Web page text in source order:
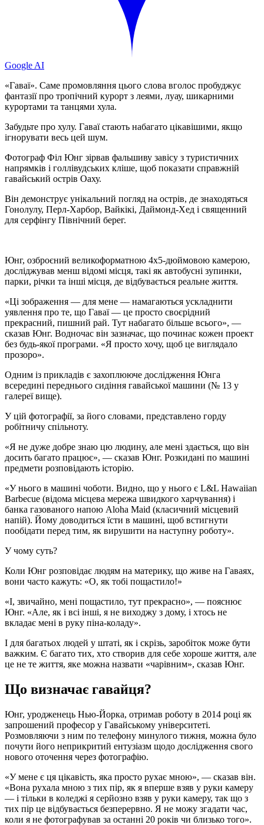
Google AI
«Гаваї». Саме промовляння цього слова вголос пробуджує
фантазії про тропічний курорт з леями, луау, шикарними
курортами та танцями хула.
Забудьте про хулу. Гаваї стають набагато цікавішими, якщо
ігнорувати весь цей шум.
Фотограф Філ Юнг зірвав фальшиву завісу з туристичних
напрямків і голлівудських кліше, щоб показати справжній
гавайський острів Оаху.
Він демонструє унікальний погляд на острів, де знаходяться
Гонолулу, Перл-Харбор, Вайкікі, Даймонд-Хед і священний
для серфінгу Північний берег.
Юнг, озброєний великоформатною 4x5-дюймовою камерою,
досліджував менш відомі місця, такі як автобусні зупинки,
парки, річки та інші місця, де відбувається реальне життя.
«Ці зображення — для мене — намагаються ускладнити
уявлення про те, що Гаваї — це просто своєрідний
прекрасний, пишний рай. Тут набагато більше всього», —
сказав Юнг. Водночас він зазначає, що починає кожен проект
без будь-якої програми. «Я просто хочу, щоб це виглядало
прозоро».
Одним із прикладів є захоплююче дослідження Юнга
всередині переднього сидіння гавайської машини (№ 13 у
галереї вище).
У цій фотографії, за його словами, представлено горду
робітничу спільноту.
«Я не дуже добре знаю цю людину, але мені здається, що він
досить багато працює», — сказав Юнг. Розкидані по машині
предмети розповідають історію.
«У нього в машині чоботи. Видно, що у нього є L&L Hawaiian
Barbecue (відома місцева мережа швидкого харчування) і
банка газованого напою Aloha Maid (класичний місцевий
напій). Йому доводиться їсти в машині, щоб встигнути
пообідати перед тим, як вирушити на наступну роботу».
У чому суть?
Коли Юнг розповідає людям на материку, що живе на Гаваях,
вони часто кажуть: «О, як тобі пощастило!»
«І, звичайно, мені пощастило, тут прекрасно», — пояснює
Юнг. «Але, як і всі інші, я не виходжу з дому, і хтось не
вкладає мені в руку піна-коладу».
І для багатьох людей у штаті, як і скрізь, заробіток може бути
важким. Є багато тих, хто створив для себе хороше життя, але
це не те життя, яке можна назвати «чарівним», сказав Юнг.
Що визначає гавайця?
Юнг, уродженець Нью-Йорка, отримав роботу в 2014 році як
запрошений професор у Гавайському університеті.
Розмовляючи з ним по телефону минулого тижня, можна було
почути його неприкритий ентузіазм щодо дослідження свого
нового оточення через фотографію.
«У мене є ця цікавість, яка просто рухає мною», — сказав він.
«Вона рухала мною з тих пір, як я вперше взяв у руки камеру
— і тільки в коледжі я серйозно взяв у руки камеру, так що з
тих пір це відбувається безперервно. Я не можу згадати час,
коли я не фотографував за останні 20 років чи близько того».